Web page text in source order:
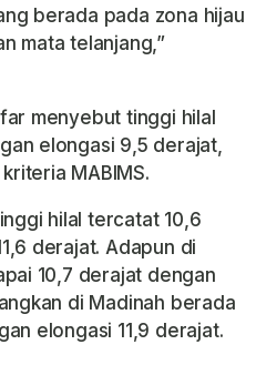
berada pada zona hijau
mata telanjang,”
menyebut tinggi hilal
elongasi 9,5 derajat,
MABIMS.
hilal tercatat 10,6
derajat. Adapun di
10,7 derajat dengan
di Madinah berada
elongasi 11,9 derajat.